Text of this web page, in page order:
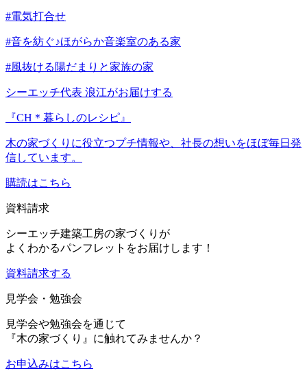
#電気打合せ
#音を紡ぐ♪ほがらか音楽室のある家
#風抜ける陽だまりと家族の家
シーエッチ代表 浪江がお届けする
『CH＊暮らしのレシピ』
木の家づくりに役立つプチ情報や、社長の想いをほぼ毎日発
信しています。
購読はこちら
資料請求
シーエッチ建築工房の家づくりが
よくわかるパンフレットをお届けします！
資料請求する
見学会・勉強会
見学会や勉強会を通じて
『木の家づくり』に触れてみませんか？
お申込みはこちら